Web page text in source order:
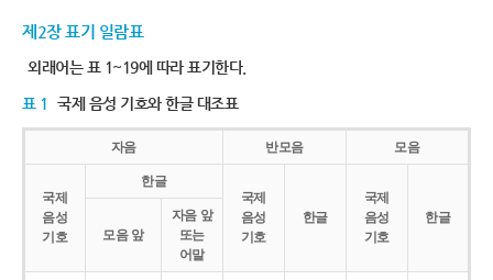
제2장 표기 일람표
외래어는 표 1~19에 따라 표기한다.
표 1 국제 음성 기호와 한글 대조표
자음 반모음 모음
국제
음성
기호
한글
국제
음성
기호
한글
국제
음성
기호
한글
모음 앞
자음 앞
또는
어말